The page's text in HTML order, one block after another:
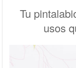
Tu
usos